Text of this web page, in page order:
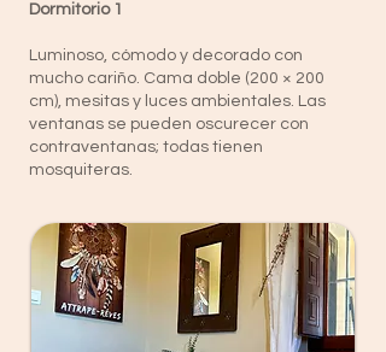
Dormitorio 1
Luminoso, cómodo y decorado con
mucho cariño. Cama doble (200 × 200
cm), mesitas y luces ambientales. Las
ventanas se pueden oscurecer con
contraventanas; todas tienen
mosquiteras.